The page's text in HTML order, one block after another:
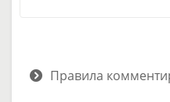
Правила